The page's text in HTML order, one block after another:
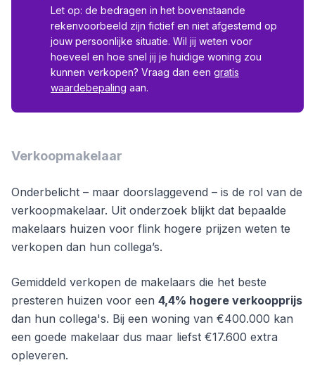
Let op: de bedragen in het bovenstaande
rekenvoorbeeld zijn fictief en niet afgestemd op
jouw persoonlijke situatie. Wil jij weten voor
hoeveel en hoe snel jij je huidige woning zou
kunnen verkopen? Vraag dan een gratis
waardebepaling aan.
Verkoopmakelaar
Onderbelicht – maar doorslaggevend – is de rol van de
verkoopmakelaar. Uit onderzoek blijkt dat bepaalde
makelaars huizen voor flink hogere prijzen weten te
verkopen dan hun collega’s.
Gemiddeld verkopen de makelaars die het beste
presteren huizen voor een 4,4% hogere verkoopprijs
dan hun collega's. Bij een woning van €400.000 kan
een goede makelaar dus maar liefst €17.600 extra
opleveren.